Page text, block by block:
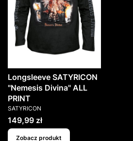
Longsleeve SATYRICON
"Nemesis Divina" ALL
PRINT
PRODUCENT
SATYRICON
Cena
149,99 zł
Zobacz produkt